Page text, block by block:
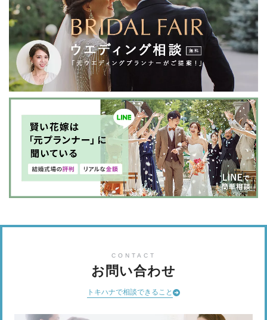
CONTACT
お問い合わせ
トキハナで相談できること